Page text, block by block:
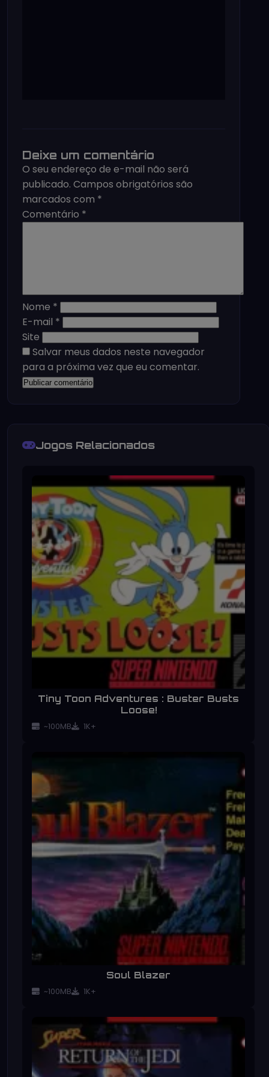
Deixe um comentário
O seu endereço de e-mail não será
publicado. Campos obrigatórios são
marcados com *
Comentário *
Nome *
E-mail *
Site
Salvar meus dados neste navegador
para a próxima vez que eu comentar.
Jogos Relacionados
Tiny Toon Adventures : Buster Busts
Loose!
~100MB 1K+
Soul Blazer
~100MB 1K+